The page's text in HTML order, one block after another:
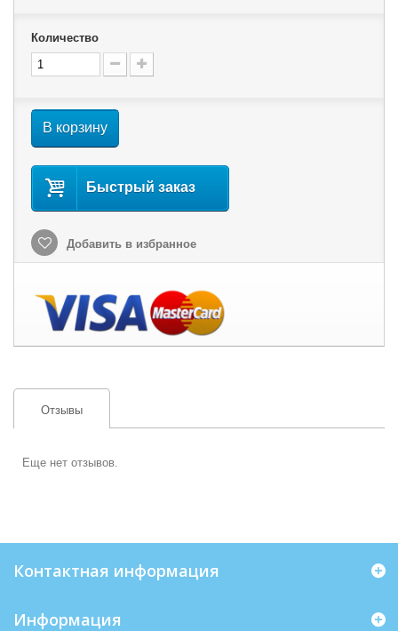
Количество
В корзину
Быстрый заказ
Добавить в избранное
Отзывы
Еще нет отзывов.
Контактная информация
Информация